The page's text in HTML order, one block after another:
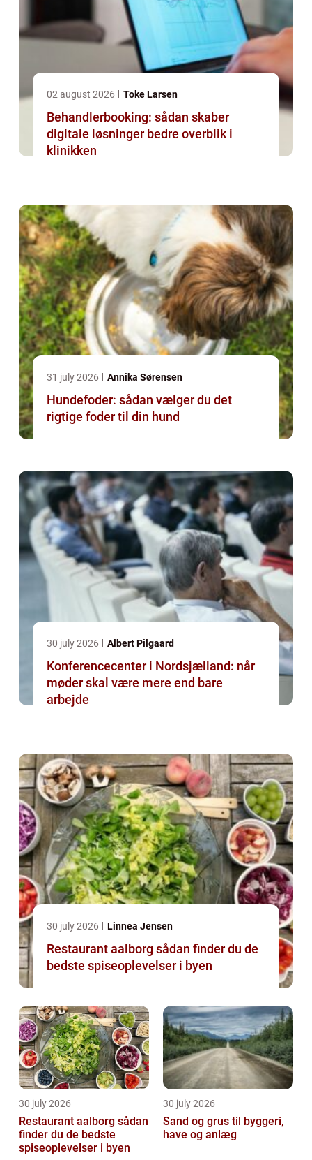
02 august 2026 Toke Larsen
Behandlerbooking: sådan skaber
digitale løsninger bedre overblik i
klinikken
31 july 2026 Annika Sørensen
Hundefoder: sådan vælger du det
rigtige foder til din hund
30 july 2026 Albert Pilgaard
Konferencecenter i Nordsjælland: når
møder skal være mere end bare
arbejde
30 july 2026 Linnea Jensen
Restaurant aalborg sådan finder du de
bedste spiseoplevelser i byen
30 july 2026
Restaurant aalborg sådan
finder du de bedste
spiseoplevelser i byen
30 july 2026
Sand og grus til byggeri,
have og anlæg